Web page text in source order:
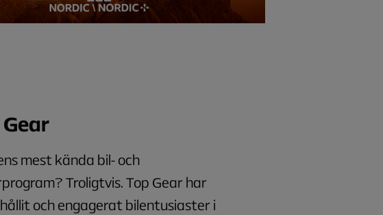
mest kända bil- och
Troligtvis. Top Gear har
och engagerat bilentusiaster i